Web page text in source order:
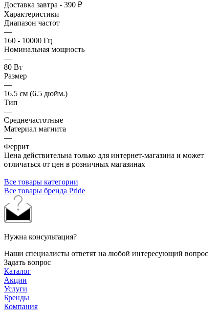
Доставка завтра - 390 ₽
Характеристики
Диапазон частот
—
160 - 10000 Гц
Номинальная мощность
—
80 Вт
Размер
—
16.5 см (6.5 дюйм.)
Тип
—
Среднечастотные
Материал магнита
—
Феррит
Цена действительна только для интернет-магазина и может
отличаться от цен в розничных магазинах
Все товары категории
Все товары бренда Pride
Нужна консультация?
Наши специалисты ответят на любой интересующий вопрос
Задать вопрос
Каталог
Акции
Услуги
Бренды
Компания